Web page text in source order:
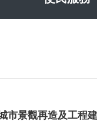
景觀再造及工程